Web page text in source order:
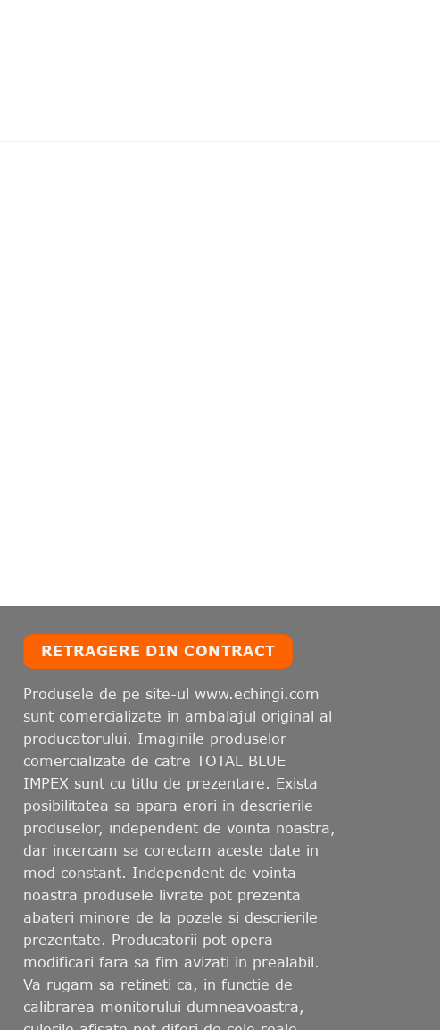
RETRAGERE DIN CONTRACT
Produsele de pe site-ul www.echingi.com
sunt comercializate in ambalajul original al
producatorului. Imaginile produselor
comercializate de catre TOTAL BLUE
IMPEX sunt cu titlu de prezentare. Exista
posibilitatea sa apara erori in descrierile
produselor, independent de vointa noastra,
dar incercam sa corectam aceste date in
mod constant. Independent de vointa
noastra produsele livrate pot prezenta
abateri minore de la pozele si descrierile
prezentate. Producatorii pot opera
modificari fara sa fim avizati in prealabil.
Va rugam sa retineti ca, in functie de
calibrarea monitorului dumneavoastra,